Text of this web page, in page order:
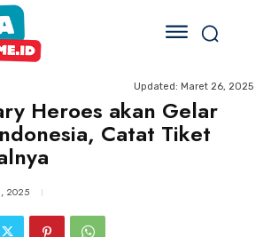
Updated: Maret 26, 2025
Heroes akan Gelar
Catat Tiket
2025